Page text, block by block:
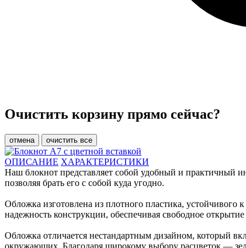
Очистить корзину прямо сейчас?
отмена очистить все
ОПИСАНИЕ ХАРАКТЕРИСТИКИ
Наш блокнот представляет собой удобный и практичный
позволяя брать его с собой куда угодно.
Обложка изготовлена из плотного пластика,
надежность конструкции, обеспечивая свободное
Обложка отличается нестандартным дизайном, который
окружающих. Благодаря широкому выбору расцветок —